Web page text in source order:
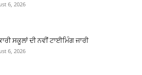
6, 2026
ਸਕੂਲਾਂ ਦੀ ਨਵੀਂ ਟਾਈਮਿੰਗ ਜਾਰੀ
6, 2026